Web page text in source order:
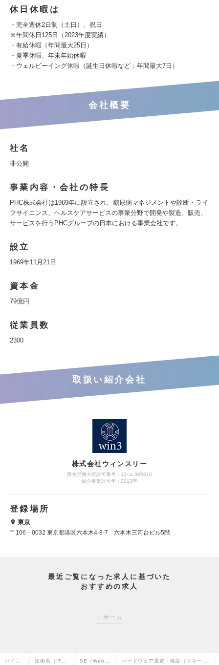
休日休暇は
・完全週休2日制（土日）、祝日
※年間休日125日（2023年度実績）
・有給休暇（年間最大25日）
・夏季休暇、年末年始休暇
・ウェルビーイング休暇（誕生日休暇など：年間最大7日）
会社概要
社名
非公開
事業内容・会社の特長
PHC株式会社は1969年に設立され、糖尿病マネジメントや診断・ライ
フサイエンス、ヘルスケアサービスの事業分野で開発や製造、販売、
サービスを行うPHCグループの日本における事業会社です。
設立
1969年11月21日
資本金
79億円
従業員数
2300
取扱い紹介会社
株式会社ウィンスリー
厚生労働大臣許可番号：13-ユ-305810
紹介事業許可年：2013年
登録場所
東京
〒106－0032 東京都港区六本木4-8-7 六本木三河台ビル5階
最近ご覧になった求人に基づいた
おすすめの求人
ホーム
ハイク 技術系（IT・ SE（Web・ ハードウェア選定・検証（マネージ